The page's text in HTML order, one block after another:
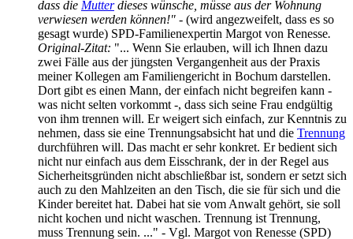
dass die Mutterdieses wünsche, müsse aus der Wohnung
verwiesen werden können!" - (wird angezweifelt, dass es so
gesagt wurde) SPD-Familienexpertin Margot von Renesse.
Original-Zitat: "... Wenn Sie erlauben, will ich Ihnen dazu
zwei Fälle aus der jüngsten Vergangenheit aus der Praxis
meiner Kollegen am Familiengericht in Bochum darstellen.
Dort gibt es einen Mann, der einfach nicht begreifen kann -
was nicht selten vorkommt -, dass sich seine Frau endgültig
von ihm trennen will. Er weigert sich einfach, zur Kenntnis zu
nehmen, dass sie eine Trennungsabsicht hat und die Trennung
durchführen will. Das macht er sehr konkret. Er bedient sich
nicht nur einfach aus dem Eisschrank, der in der Regel aus
Sicherheitsgründen nicht abschließbar ist, sondern er setzt sich
auch zu den Mahlzeiten an den Tisch, die sie für sich und die
Kinder bereitet hat. Dabei hat sie vom Anwalt gehört, sie soll
nicht kochen und nicht waschen. Trennung ist Trennung,
muss Trennung sein. ..." - Vgl. Margot von Renesse (SPD)